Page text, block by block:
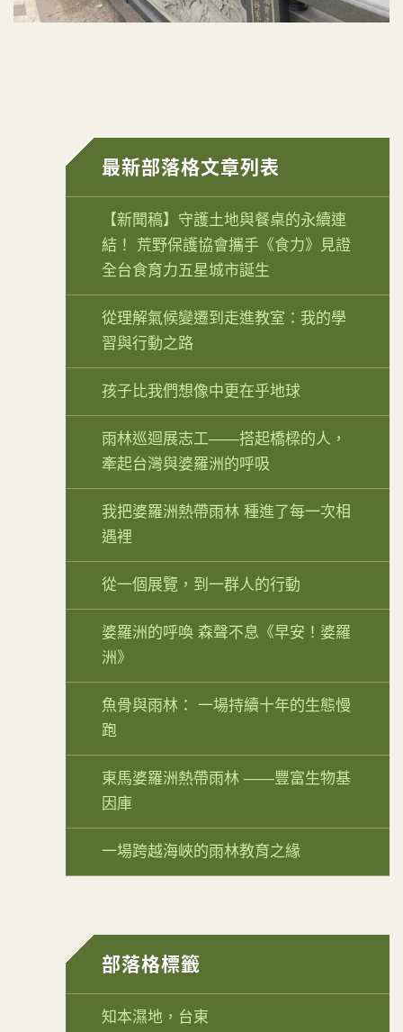
最新部落格文章列表
【新聞稿】守護土地與餐桌的永續連
結！ 荒野保護協會攜手《食力》見證
全台食育力五星城市誕生
從理解氣候變遷到走進教室：我的學
習與行動之路
孩子比我們想像中更在乎地球
雨林巡迴展志工——搭起橋樑的人，
牽起台灣與婆羅洲的呼吸
我把婆羅洲熱帶雨林 種進了每一次相
遇裡
從一個展覽，到一群人的行動
婆羅洲的呼喚 森聲不息《早安！婆羅
洲》
魚骨與雨林： 一場持續十年的生態慢
跑
東馬婆羅洲熱帶雨林 ——豐富生物基
因庫
一場跨越海峽的雨林教育之緣
部落格標籤
知本濕地，台東